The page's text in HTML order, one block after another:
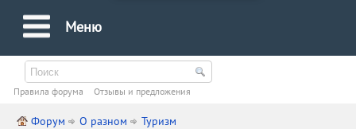
Меню
Правила форума Oтзывы и предложения
Форум О разном Туризм